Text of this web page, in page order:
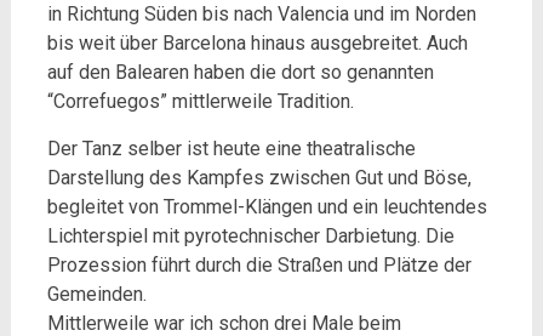
in Richtung Süden bis nach Valencia und im Norden
bis weit über Barcelona hinaus ausgebreitet. Auch
auf den Balearen haben die dort so genannten
“Correfuegos” mittlerweile Tradition.
Der Tanz selber ist heute eine theatralische
Darstellung des Kampfes zwischen Gut und Böse,
begleitet von Trommel-Klängen und ein leuchtendes
Lichterspiel mit pyrotechnischer Darbietung. Die
Prozession führt durch die Straßen und Plätze der
Gemeinden.
Mittlerweile war ich schon drei Male beim